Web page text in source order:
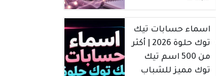
اسماء حسابات تيك
توك حلوة 2026 | أكثر
من 500 اسم تيك
توك مميز للشباب